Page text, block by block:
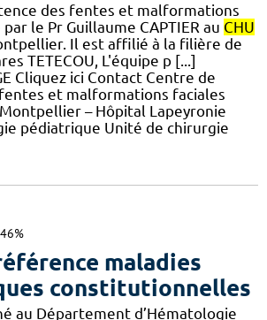
des fentes et malformations
le Pr Guillaume CAPTIER au CHU
Il est affilié à la filière de
TETECOU, L'équipe p [...]
Cliquez ici Contact Centre de
et malformations faciales
– Hôpital Lapeyronie
pédiatrique Unité de chirurgie
46%
maladies
constitutionnelles
au Département d’Hématologie